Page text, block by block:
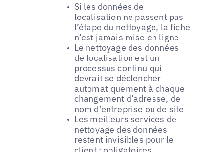
Si les données de
localisation ne passent pas
l’étape du nettoyage, la fiche
n’est jamais mise en ligne
Le nettoyage des données
de localisation est un
processus continu qui
devrait se déclencher
automatiquement à chaque
changement d’adresse, de
nom d’entreprise ou de site
Les meilleurs services de
nettoyage des données
restent invisibles pour le
client : obligatoires,